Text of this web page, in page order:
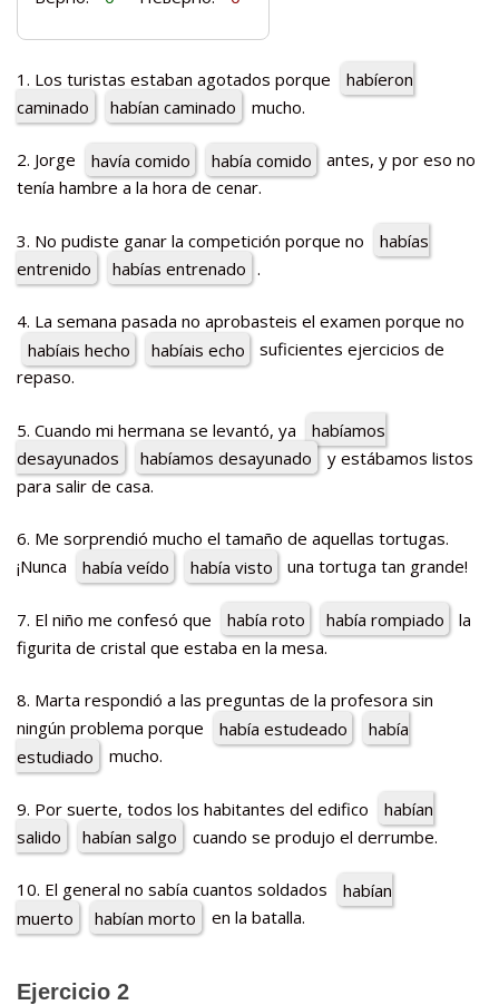
1. Los turistas estaban agotados porque
habíeron
caminado
habían caminado mucho.
2. Jorge havía comido había comido
antes, y por eso no
tenía hambre a la hora de cenar.
3. No pudiste ganar la competición porque no
habías
entrenido
habías entrenado .
4. La semana pasada no aprobasteis el examen porque no
habíais hecho
habíais echo
suficientes ejercicios de
repaso.
5. Cuando mi hermana se levantó, ya
habíamos
desayunados
habíamos desayunado
y estábamos listos
para salir de casa.
6. Me sorprendió mucho el tamaño de aquellas tortugas.
¡Nunca
había veído había visto una tortuga tan grande!
7. El niño me confesó que había roto había rompiado
la
figurita de cristal que estaba en la mesa.
8. Marta respondió a las preguntas de la profesora sin
ningún problema porque
había estudeado
había
estudiado
mucho.
9. Por suerte, todos los habitantes del edifico
habían
salido
habían salgo cuando se produjo el derrumbe.
10. El general no sabía cuantos soldados
habían
muerto
habían morto en la batalla.
Ejercicio 2